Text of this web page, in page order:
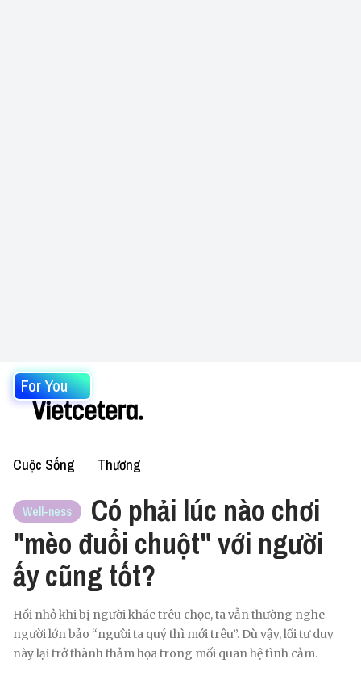
For You
Cuộc Sống Thương
Well-ness
Có phải lúc nào chơi
"mèo đuổi chuột" với người
ấy cũng tốt?
Hồi nhỏ khi bị người khác trêu chọc, ta vẫn thường nghe
người lớn bảo “người ta quý thì mới trêu”. Dù vậy, lối tư duy
này lại trở thành thảm họa trong mối quan hệ tình cảm.